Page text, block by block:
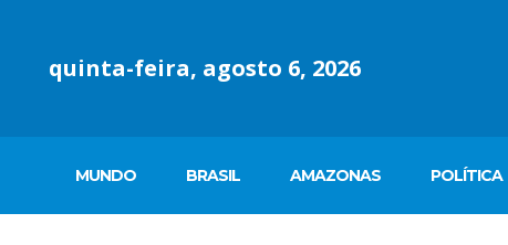
quinta-feira, agosto 6, 2026
MUNDO BRASIL AMAZONAS POLÍTICA